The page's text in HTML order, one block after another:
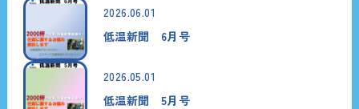
2026.06.01
低温新聞 6月号
2026.05.01
低温新聞 5月号